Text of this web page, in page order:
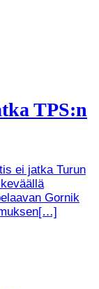
TPS:n
ei jatka Turun
Gornik